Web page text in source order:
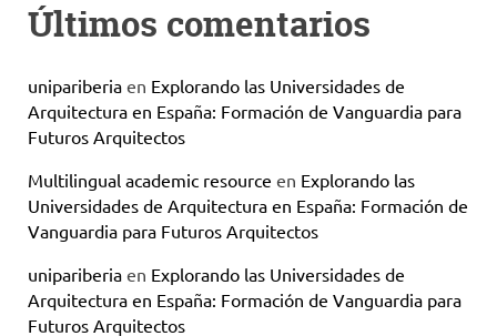
Últimos comentarios
unipariberia en Explorando las Universidades de
Arquitectura en España: Formación de Vanguardia para
Futuros Arquitectos
Multilingual academic resource en Explorando las
Universidades de Arquitectura en España: Formación de
Vanguardia para Futuros Arquitectos
unipariberia en Explorando las Universidades de
Arquitectura en España: Formación de Vanguardia para
Futuros Arquitectos